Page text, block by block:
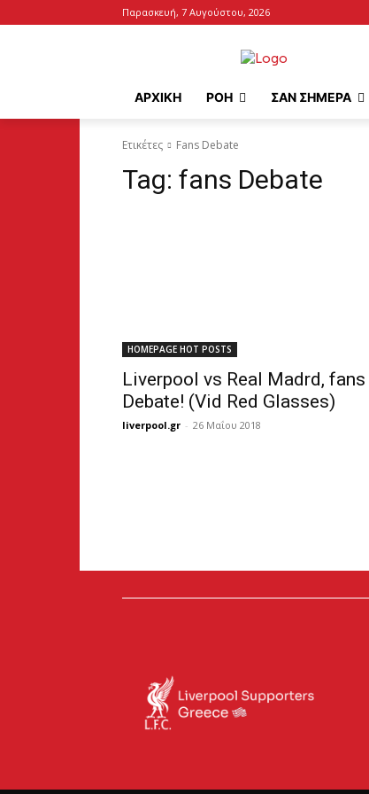
Παρασκευή, 7 Αυγούστου, 2026
ΑΡΧΙΚΉ ΡΟΗ ΣΑΝ ΣΗΜΕΡΑ
Ετικέτες Fans Debate
Tag: fans Debate
HOMEPAGE HOT POSTS
Liverpool vs Real Madrd, fans
Debate! (Vid Red Glasses)
liverpool.gr - 26 Μαΐου 2018